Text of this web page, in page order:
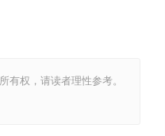
有权，请读者理性参考。